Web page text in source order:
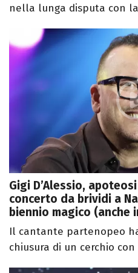
nella lunga disputa con
Gigi D’Alessio,
concerto da brividi a
biennio magico (anche
Il cantante partenopeo
chiusura di un cerchio